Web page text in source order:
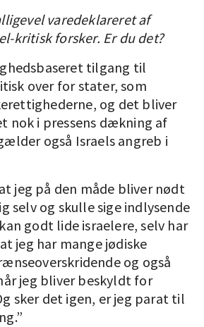
varedeklareret af
kritisk forsker. Er du det?
tilgang til
over for stater, som
og det bliver
nok i pressens dækning af
også Israels angreb i
jeg på den måde bliver nødt
selv og skulle sige indlysende
godt lide israelere, selv har
jeg har mange jødiske
og også
jeg bliver beskyldt for
sker det igen, er jeg parat til